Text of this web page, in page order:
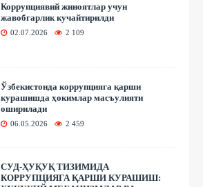
Коррупциявий жиноятлар учун
жавобгарлик кучайтирилди
02.07.2026 2 109
Ўзбекистонда коррупцияга қарши
курашишда ҳокимлар масъулияти
оширилади
06.05.2026 2 459
СУД-ҲУҚУҚ ТИЗИМИДА
КОРРУПЦИЯГА ҚАРШИ КУРАШИШ: